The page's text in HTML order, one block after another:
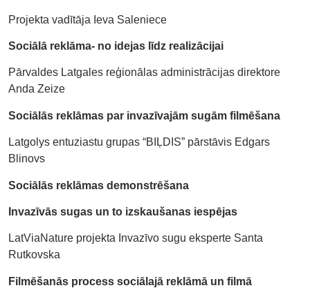
Projekta vadītāja Ieva Saleniece
Sociālā reklāma- no idejas līdz realizācijai
Pārvaldes Latgales reģionālas administrācijas direktore
Anda Zeize
Sociālās reklāmas par invazīvajām sugām filmēšana
Latgolys entuziastu grupas “BIĻDIS” pārstāvis Edgars
Blinovs
Sociālās reklāmas demonstrēšana
Invazīvās sugas un to izskaušanas iespējas
LatViaNature projekta Invazīvo sugu eksperte Santa
Rutkovska
Filmēšanās process sociālajā reklāmā un filmā